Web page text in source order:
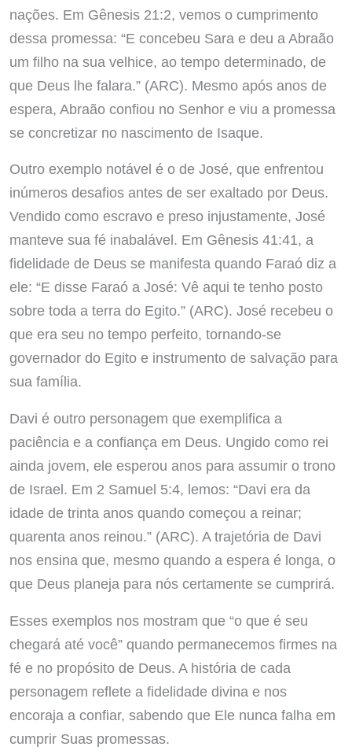
nações. Em Gênesis 21:2, vemos o cumprimento
dessa promessa: “E concebeu Sara e deu a Abraão
um filho na sua velhice, ao tempo determinado, de
que Deus lhe falara.” (ARC). Mesmo após anos de
espera, Abraão confiou no Senhor e viu a promessa
se concretizar no nascimento de Isaque.
Outro exemplo notável é o de José, que enfrentou
inúmeros desafios antes de ser exaltado por Deus.
Vendido como escravo e preso injustamente, José
manteve sua fé inabalável. Em Gênesis 41:41, a
fidelidade de Deus se manifesta quando Faraó diz a
ele: “E disse Faraó a José: Vê aqui te tenho posto
sobre toda a terra do Egito.” (ARC). José recebeu o
que era seu no tempo perfeito, tornando-se
governador do Egito e instrumento de salvação para
sua família.
Davi é outro personagem que exemplifica a
paciência e a confiança em Deus. Ungido como rei
ainda jovem, ele esperou anos para assumir o trono
de Israel. Em 2 Samuel 5:4, lemos: “Davi era da
idade de trinta anos quando começou a reinar;
quarenta anos reinou.” (ARC). A trajetória de Davi
nos ensina que, mesmo quando a espera é longa, o
que Deus planeja para nós certamente se cumprirá.
Esses exemplos nos mostram que “o que é seu
chegará até você” quando permanecemos firmes na
fé e no propósito de Deus. A história de cada
personagem reflete a fidelidade divina e nos
encoraja a confiar, sabendo que Ele nunca falha em
cumprir Suas promessas.